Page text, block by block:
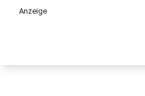
Anzeige